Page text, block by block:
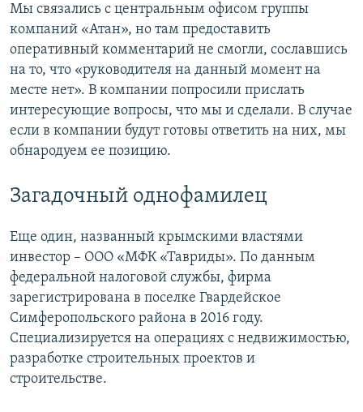
Мы связались с центральным офисом группы
компаний «Атан», но там предоставить
оперативный комментарий не смогли, сославшись
на то, что «руководителя на данный момент на
месте нет». В компании попросили прислать
интересующие вопросы, что мы и сделали. В случае
если в компании будут готовы ответить на них, мы
обнародуем ее позицию.
Загадочный однофамилец
Еще один, названный крымскими властями
инвестор – ООО «МФК «Тавриды». По данным
федеральной налоговой службы, фирма
зарегистрирована в поселке Гвардейское
Симферопольского района в 2016 году.
Специализируется на операциях с недвижимостью,
разработке строительных проектов и
строительстве.